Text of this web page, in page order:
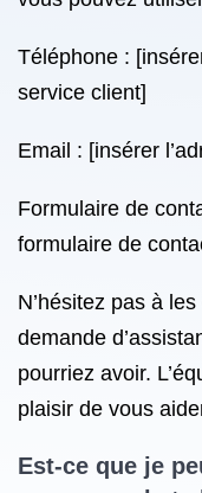
Téléphone :
service client]
Email : [insérer
Formulaire de
formulaire de
N’hésitez pas à
demande
pourriez avoir.
plaisir de vous
Est-ce que je